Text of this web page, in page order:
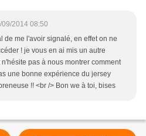
09/2014 08:50
de me l'avoir signalé, en effet on ne
! je vous en ai mis un autre
pas à nous montrer comment
une bonne expérience du jersey
!! <br /> Bon we à toi, bises